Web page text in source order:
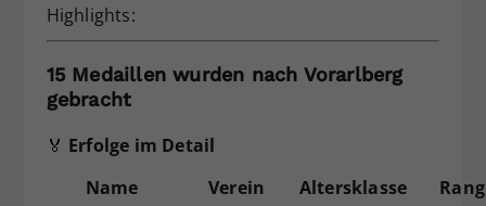
Highlights:
15 Medaillen wurden nach Vorarlberg
gebracht
🏅 Erfolge im Detail
Name
Verein Altersklasse
Rang